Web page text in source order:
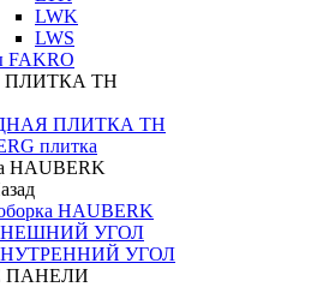
LWK
LWS
FAKRO
ТН
ПЛИТКА ТН
плитка
HAUBERK
HAUBERK
УГОЛ
УГОЛ
ПАНЕЛИ